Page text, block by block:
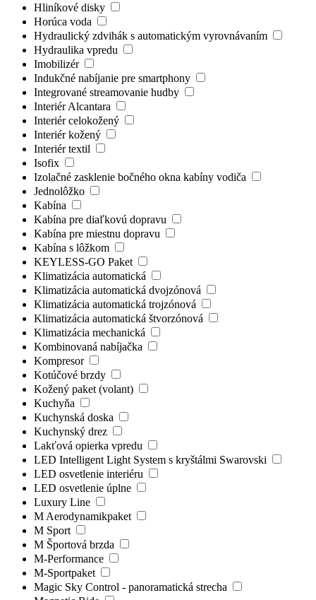
Hliníkové disky
Horúca voda
Hydraulický zdvihák s automatickým vyrovnávaním
Hydraulika vpredu
Imobilizér
Indukčné nabíjanie pre smartphony
Integrované streamovanie hudby
Interiér Alcantara
Interiér celokožený
Interiér kožený
Interiér textil
Isofix
Izolačné zasklenie bočného okna kabíny vodiča
Jednolôžko
Kabína
Kabína pre diaľkovú dopravu
Kabína pre miestnu dopravu
Kabína s lôžkom
KEYLESS-GO Paket
Klimatizácia automatická
Klimatizácia automatická dvojzónová
Klimatizácia automatická trojzónová
Klimatizácia automatická štvorzónová
Klimatizácia mechanická
Kombinovaná nabíjačka
Kompresor
Kotúčové brzdy
Kožený paket (volant)
Kuchyňa
Kuchynská doska
Kuchynský drez
Lakťová opierka vpredu
LED Intelligent Light System s kryštálmi Swarovski
LED osvetlenie interiéru
LED osvetlenie úplne
Luxury Line
M Aerodynamikpaket
M Sport
M Športová brzda
M-Performance
M-Sportpaket
Magic Sky Control - panoramatická strecha